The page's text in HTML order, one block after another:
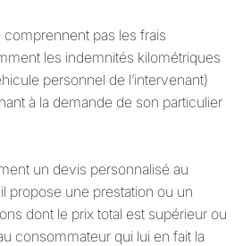
pas les frais
les indemnités kilométriques
personnel de l’intervenant)
à la demande de son particulier
un devis personnalisé au
propose une prestation ou un
dont le prix total est supérieur ou
consommateur qui lui en fait la